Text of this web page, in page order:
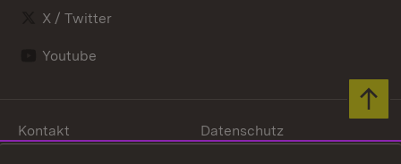
X / Twitter
Youtube
Kontakt
Datenschutz